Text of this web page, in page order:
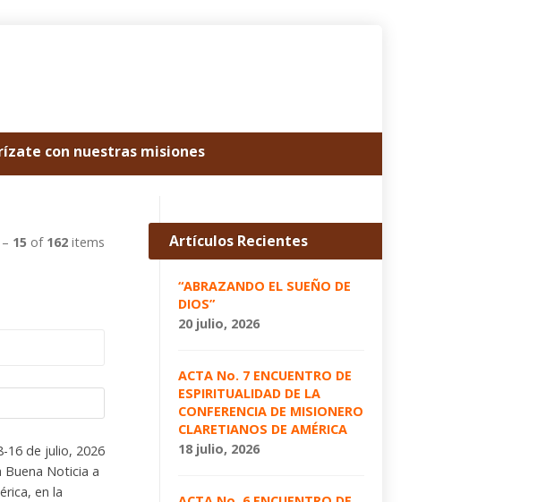
con nuestras misiones
– 15 of 162 items
16 de julio, 2026
Buena Noticia a
en la
Artículos Recientes
“ABRAZANDO EL SUEÑO DE
DIOS”
20 julio, 2026
ACTA No. 7 ENCUENTRO DE
ESPIRITUALIDAD DE LA
CONFERENCIA DE MISIONERO
CLARETIANOS DE AMÉRICA
18 julio, 2026